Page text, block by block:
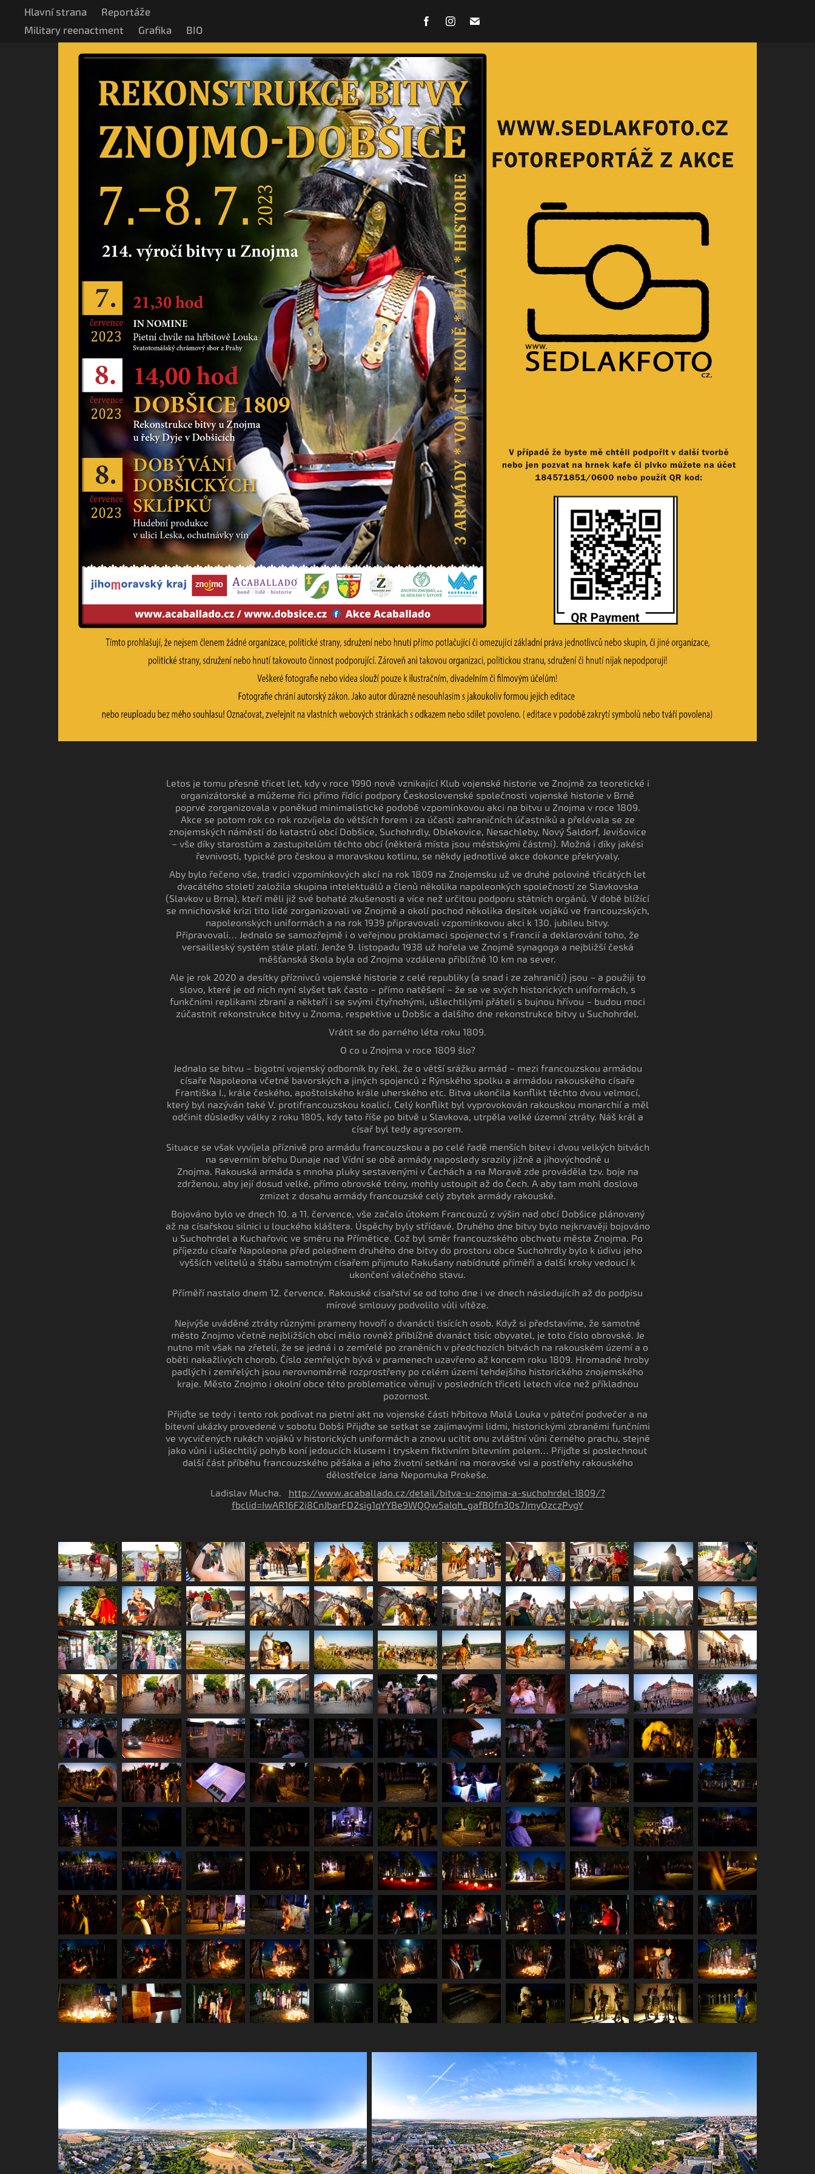
Hlavní strana
Reportáže
Military reenactment
Grafika BIO
Letos je tomu přesně třicet let, kdy v roce 1990 nově vznikající Klub vojenské historie ve Znojmě za teoretické i
organizátorské a můžeme říci přímo řídící podpory Československé společnosti vojenské historie v Brně
poprvé zorganizovala v poněkud minimalistické podobě vzpomínkovou akci na bitvu u Znojma v roce 1809.
Akce se potom rok co rok rozvíjela do větších forem i za účasti zahraničních účastníků a přelévala se ze
znojemských náměstí do katastrů obcí Dobšice, Suchohrdly, Oblekovice, Nesachleby, Nový Šaldorf, Jevišovice
– vše díky starostům a zastupitelům těchto obcí (některá místa jsou městskými částmi). Možná i díky jakési
řevnivosti, typické pro českou a moravskou kotlinu, se někdy jednotlivé akce dokonce překrývaly.
Aby bylo řečeno vše, tradici vzpomínkových akcí na rok 1809 na Znojemsku už ve druhé polovině třicátých let
dvacátého století založila skupina intelektuálů a členů několika napoleonkých společností ze Slavkovska
(Slavkov u Brna), kteří měli již své bohaté zkušenosti a více než určitou podporu státních orgánů. V době blížící
se mnichovské krizi tito lidé zorganizovali ve Znojmě a okolí pochod několika desítek vojáků ve francouzských,
napoleonských uniformách a na rok 1939 připravovali vzpomínkovou akci k 130. jubileu bitvy.
Připravovali… Jednalo se samozřejmě i o veřejnou proklamaci spojenectví s Francií a deklarování toho, že
versailleský systém stále platí. Jenže 9. listopadu 1938 už hořela ve Znojmě synagoga a nejbližší česká
měšťanská škola byla od Znojma vzdálena přiblížně 10 km na sever.
Ale je rok 2020 a desítky příznivců vojenské historie z celé republiky (a snad i ze zahraničí) jsou – a použiji to
slovo, které je od nich nyní slyšet tak často – přímo natěšení – že se ve svých historických uniformách, s
funkčními replikami zbraní a někteří i se svými čtyřnohými, ušlechtilými přáteli s bujnou hřívou – budou moci
zúčastnit rekonstrukce bitvy u Znoma, respektive u Dobšic a dalšího dne rekonstrukce bitvy u Suchohrdel.
Vrátit se do parného léta roku 1809.
O co u Znojma v roce 1809 šlo?
Jednalo se bitvu – bigotní vojenský odborník by řekl, že o větší srážku armád – mezi francouzskou armádou
císaře Napoleona včetně bavorských a jiných spojenců z Rýnského spolku a armádou rakouského císaře
Františka I., krále českého, apoštolského krále uherského etc. Bitva ukončila konflikt těchto dvou velmocí,
který byl nazýván také V. protifrancouzskou koalicí. Celý konflikt byl vyprovokován rakouskou monarchií a měl
odčinit důsledky války z roku 1805, kdy tato říše po bitvě u Slavkova, utrpěla velké územní ztráty. Náš král a
císař byl tedy agresorem.
Situace se však vyvíjela příznivě pro armádu francouzskou a po celé řadě menších bitev i dvou velkých bitvách
na severním břehu Dunaje nad Vídní se obě armády naposledy srazily jižně a jihovýchodně u
Znojma. Rakouská armáda s mnoha pluky sestavenými v Čechách a na Moravě zde prováděla tzv. boje na
zdrženou, aby její dosud velké, přímo obrovské trény, mohly ustoupit až do Čech. A aby tam mohl doslova
zmizet z dosahu armády francouzské celý zbytek armády rakouské.
Bojováno bylo ve dnech 10. a 11. července, vše začalo útokem Francouzů z výšin nad obcí Dobšice plánovaný
až na císařskou silnici u louckého kláštera. Úspěchy byly střídavé. Druhého dne bitvy bylo nejkrvavěji bojováno
u Suchohrdel a Kuchařovic ve směru na Přímětice. Což byl směr francouzského obchvatu města Znojma. Po
příjezdu císaře Napoleona před polednem druhého dne bitvy do prostoru obce Suchohrdly bylo k údivu jeho
vyšších velitelů a štábu samotným císařem přijmuto Rakušany nabídnuté příměří a další kroky vedoucí k
ukončení válečného stavu.
Příměří nastalo dnem 12. července. Rakouské císařství se od toho dne i ve dnech následujícíh až do podpisu
mírové smlouvy podvolilo vůli vítěze.
Nejvýše uváděné ztráty různými prameny hovoří o dvanácti tisících osob. Když si představíme, že samotné
město Znojmo včetně nejbližších obcí mělo rovněž přiblížně dvanáct tisíc obyvatel, je toto číslo obrovské. Je
nutno mít však na zřeteli, že se jedná i o zemřelé po zraněních v předchozích bitvách na rakouském území a o
oběti nakažlivých chorob. Číslo zemřelých bývá v pramenech uzavřeno až koncem roku 1809. Hromadné hroby
padlých i zemřelých jsou nerovnoměrně rozprostřeny po celém území tehdejšího historického znojemského
kraje. Město Znojmo i okolní obce této problematice věnují v posledních třiceti letech více než příkladnou
pozornost.
Přijďte se tedy i tento rok podívat na pietní akt na vojenské části hřbitova Malá Louka v páteční podvečer a na
bitevní ukázky provedené v sobotu Dobši Přijďte se setkat se zajímavými lidmi, historickými zbraněmi funčními
ve vycvičených rukách vojáků v historických uniformách a znovu ucítit onu zvláštní vůni černého prachu, stejně
jako vůni i ušlechtilý pohyb koní jedoucích klusem i tryskem fiktivním bitevním polem… Přijďte si poslechnout
další část příběhu francouzského pěšáka a jeho životní setkání na moravské vsi a postřehy rakouského
dělostřelce Jana Nepomuka Prokeše.
Ladislav Mucha. http://www.acaballado.cz/detail/bitva-u-znojma-a-suchohrdel-1809/?
fbclid=IwAR16F2i8CnJbarFD2sig1qYYBe9WQQw5aIqh_gafB0fn30s7JmyOzczPvgY